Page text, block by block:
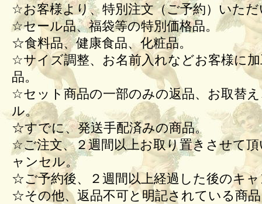
☆お客様より、特別注文（ご予約）いた
☆セール品、福袋等の特別価格品。
☆食料品、健康食品、化粧品。
☆サイズ調整、お名前入れなどお客様に
品。
☆セット商品の一部のみの返品、お取替
ル。
☆すでに、発送手配済みの商品。
☆ご注文、２週間以上お取り置きさせて
ャンセル。
☆ご予約後、２週間以上経過した後のキ
☆その他、返品不可と明記されている商